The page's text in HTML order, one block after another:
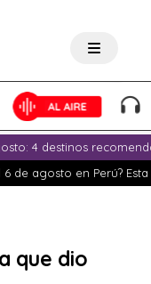
La
4 destinos
de agosto en Perú?
que dio